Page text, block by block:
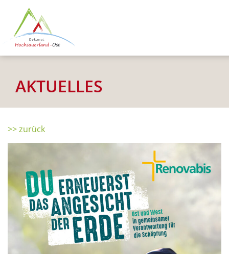
AKTUELLES
>> zurück